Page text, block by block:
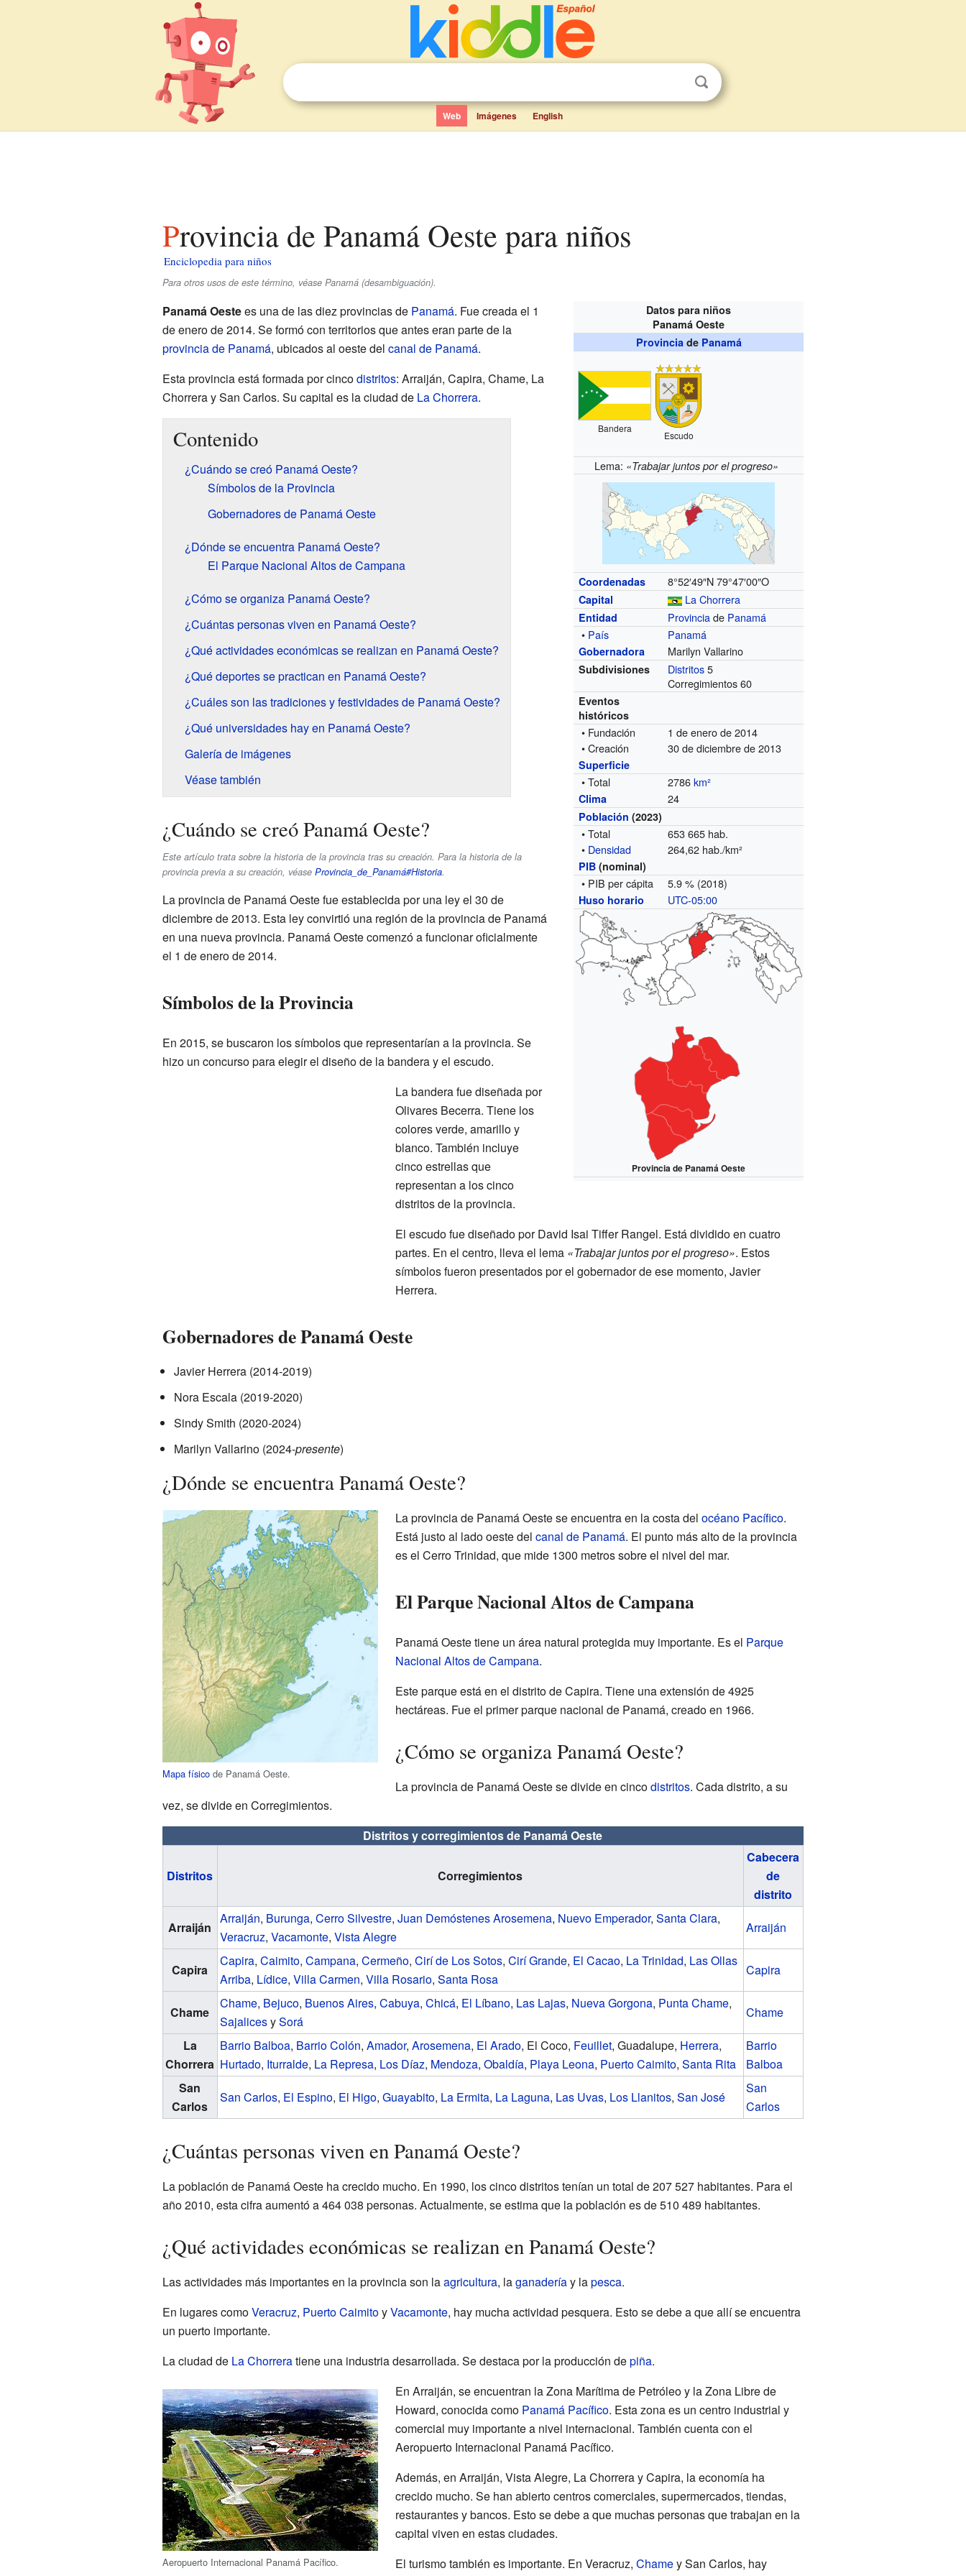
Web Imágenes English
Provincia de Panamá Oeste para niños
Enciclopedia para niños
Para otros usos de este término, véase Panamá (desambiguación).
Datos para niños
Panamá Oeste
Provincia de Panamá
Bandera
Escudo
Lema: «Trabajar juntos por el progreso»
Coordenadas 8°52′49″N 79°47′00″O
Capital La Chorrera
Entidad Provinciade Panamá
• País Panamá
Gobernadora Marilyn Vallarino
Subdivisiones Distritos5
Corregimientos 60
Eventos
históricos
• Fundación
1 de enero de 2014
• Creación
30 de diciembre de 2013
Superficie
• Total 2786km²
Clima 24
Población (2023)
• Total
653 665 hab.
• Densidad 264,62 hab./km²
PIB (nominal)
• PIB per cápita 5.9 % (2018)
Huso horario UTC-05:00
Provincia de Panamá Oeste
Panamá Oestees una de las diez provincias de Panamá. Fue creada el 1
de enero de 2014. Se formó con territorios que antes eran parte de la
provincia de Panamá, ubicados al oeste del canal de Panamá.
Esta provincia está formada por cincodistritos: Arraiján, Capira, Chame, La
Chorrera y San Carlos. Su capital es la ciudad de La Chorrera.
Contenido
¿Cuándo se creó Panamá Oeste?
Símbolos de la Provincia
Gobernadores de Panamá Oeste
¿Dónde se encuentra Panamá Oeste?
El Parque Nacional Altos de Campana
¿Cómo se organiza Panamá Oeste?
¿Cuántas personas viven en Panamá Oeste?
¿Qué actividades económicas se realizan en Panamá Oeste?
¿Qué deportes se practican en Panamá Oeste?
¿Cuáles son las tradiciones y festividades de Panamá Oeste?
¿Qué universidades hay en Panamá Oeste?
Galería de imágenes
Véase también
¿Cuándo se creó Panamá Oeste?
Este artículo trata sobre la historia de la provincia tras su creación. Para la historia de la
provincia previa a su creación, véase Provincia_de_Panamá#Historia.
La provincia de Panamá Oeste fue establecida por una ley el 30 de
diciembre de 2013. Esta ley convirtió una región de la provincia de Panamá
en una nueva provincia. Panamá Oeste comenzó a funcionar oficialmente
el 1 de enero de 2014.
Símbolos de la Provincia
En 2015, se buscaron los símbolos que representarían a la provincia. Se
hizo un concurso para elegir el diseño de la bandera y el escudo.
La bandera fue diseñada por
Olivares Becerra. Tiene los
colores verde, amarillo y
blanco. También incluye
cinco estrellas que
representan a los cinco
distritos de la provincia.
El escudo fue diseñado por David Isai Tiffer Rangel. Está dividido en cuatro
partes. En el centro, lleva el lema «Trabajar juntos por el progreso». Estos
símbolos fueron presentados por el gobernador de ese momento, Javier
Herrera.
Gobernadores de Panamá Oeste
Javier Herrera (2014-2019)
Nora Escala (2019-2020)
Sindy Smith (2020-2024)
Marilyn Vallarino (2024-presente)
¿Dónde se encuentra Panamá Oeste?
Mapa físicode Panamá Oeste.
La provincia de Panamá Oeste se encuentra en la costa del océano Pacífico.
Está justo al lado oeste del canal de Panamá. El punto más alto de la provincia
es el Cerro Trinidad, que mide 1300 metros sobre el nivel del mar.
El Parque Nacional Altos de Campana
Panamá Oeste tiene un área natural protegida muy importante. Es el Parque
Nacional Altos de Campana.
Este parque está en el distrito de Capira. Tiene una extensión de 4925
hectáreas. Fue el primer parque nacional de Panamá, creado en 1966.
¿Cómo se organiza Panamá Oeste?
La provincia de Panamá Oeste se divide en cincodistritos. Cada distrito, a su
vez, se divide en Corregimientos.
Distritos y corregimientos de Panamá Oeste
Distritos Corregimientos
Cabecera
de
distrito
Arraiján
Arraiján, Burunga, Cerro Silvestre, Juan Demóstenes Arosemena, Nuevo Emperador, Santa Clara,
Veracruz, Vacamonte, Vista Alegre
Arraiján
Capira
Capira, Caimito, Campana, Cermeño, Cirí de Los Sotos, Cirí Grande, El Cacao, La Trinidad, Las Ollas
Arriba, Lídice, Villa Carmen, Villa Rosario, Santa Rosa
Capira
Chame
Chame, Bejuco, Buenos Aires, Cabuya, Chicá, El Líbano, Las Lajas, Nueva Gorgona, Punta Chame,
SajalicesySorá
Chame
La
Chorrera
Barrio Balboa, Barrio Colón, Amador, Arosemena, El Arado, El Coco, Feuillet, Guadalupe, Herrera,
Hurtado, Iturralde, La Represa, Los Díaz, Mendoza, Obaldía, Playa Leona, Puerto Caimito, Santa Rita
Barrio
Balboa
San
Carlos
San Carlos, El Espino, El Higo, Guayabito, La Ermita, La Laguna, Las Uvas, Los Llanitos, San José
San
Carlos
¿Cuántas personas viven en Panamá Oeste?
La población de Panamá Oeste ha crecido mucho. En 1990, los cinco distritos tenían un total de 207 527 habitantes. Para el
año 2010, esta cifra aumentó a 464 038 personas. Actualmente, se estima que la población es de 510 489 habitantes.
¿Qué actividades económicas se realizan en Panamá Oeste?
Las actividades más importantes en la provincia son laagricultura, laganaderíay lapesca.
En lugares comoVeracruz, Puerto CaimitoyVacamonte, hay mucha actividad pesquera. Esto se debe a que allí se encuentra
un puerto importante.
La ciudad de La Chorreratiene una industria desarrollada. Se destaca por la producción depiña.
Aeropuerto Internacional Panamá Pacífico.
En Arraiján, se encuentran la Zona Marítima de Petróleo y la Zona Libre de
Howard, conocida como Panamá Pacífico. Esta zona es un centro industrial y
comercial muy importante a nivel internacional. También cuenta con el
Aeropuerto Internacional Panamá Pacífico.
Además, en Arraiján, Vista Alegre, La Chorrera y Capira, la economía ha
crecido mucho. Se han abierto centros comerciales, supermercados, tiendas,
restaurantes y bancos. Esto se debe a que muchas personas que trabajan en la
capital viven en estas ciudades.
El turismo también es importante. En Veracruz, Chamey San Carlos, hay